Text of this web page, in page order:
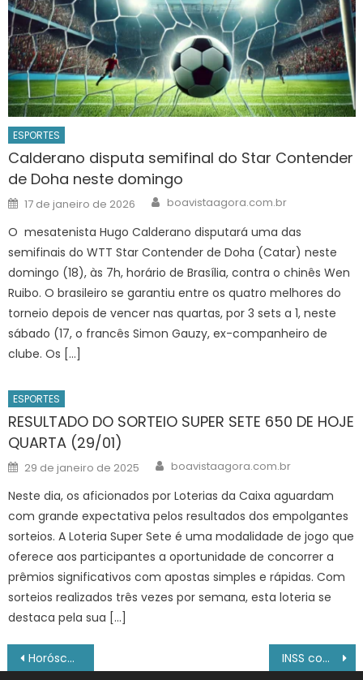
ESPORTES
Calderano disputa semifinal do Star Contender
de Doha neste domingo
Posted
on
17 de janeiro de 2026 Author
boavistaagora.com.br
O mesatenista Hugo Calderano disputará uma das
semifinais do WTT Star Contender de Doha (Catar) neste
domingo (18), às 7h, horário de Brasília, contra o chinês Wen
Ruibo. O brasileiro se garantiu entre os quatro melhores do
torneio depois de vencer nas quartas, por 3 sets a 1, neste
sábado (17, o francês Simon Gauzy, ex-companheiro de
clube. Os […]
ESPORTES
RESULTADO DO SORTEIO SUPER SETE 650 DE HOJE
QUARTA (29/01)
Posted
on
29 de janeiro de 2025 Author
boavistaagora.com.br
Neste dia, os aficionados por Loterias da Caixa aguardam
com grande expectativa pelos resultados dos empolgantes
sorteios. A Loteria Super Sete é uma modalidade de jogo que
oferece aos participantes a oportunidade de concorrer a
prêmios significativos com apostas simples e rápidas. Com
sorteios realizados três vezes por semana, esta loteria se
destaca pela sua […]
Navegação
Horóscopo do Dia de Hoje Previsões dos astros, cor e número da sorte do seu signo, Quarta (05/03/2025) INSS começa a pagar benefícios antecipados nesta quinta